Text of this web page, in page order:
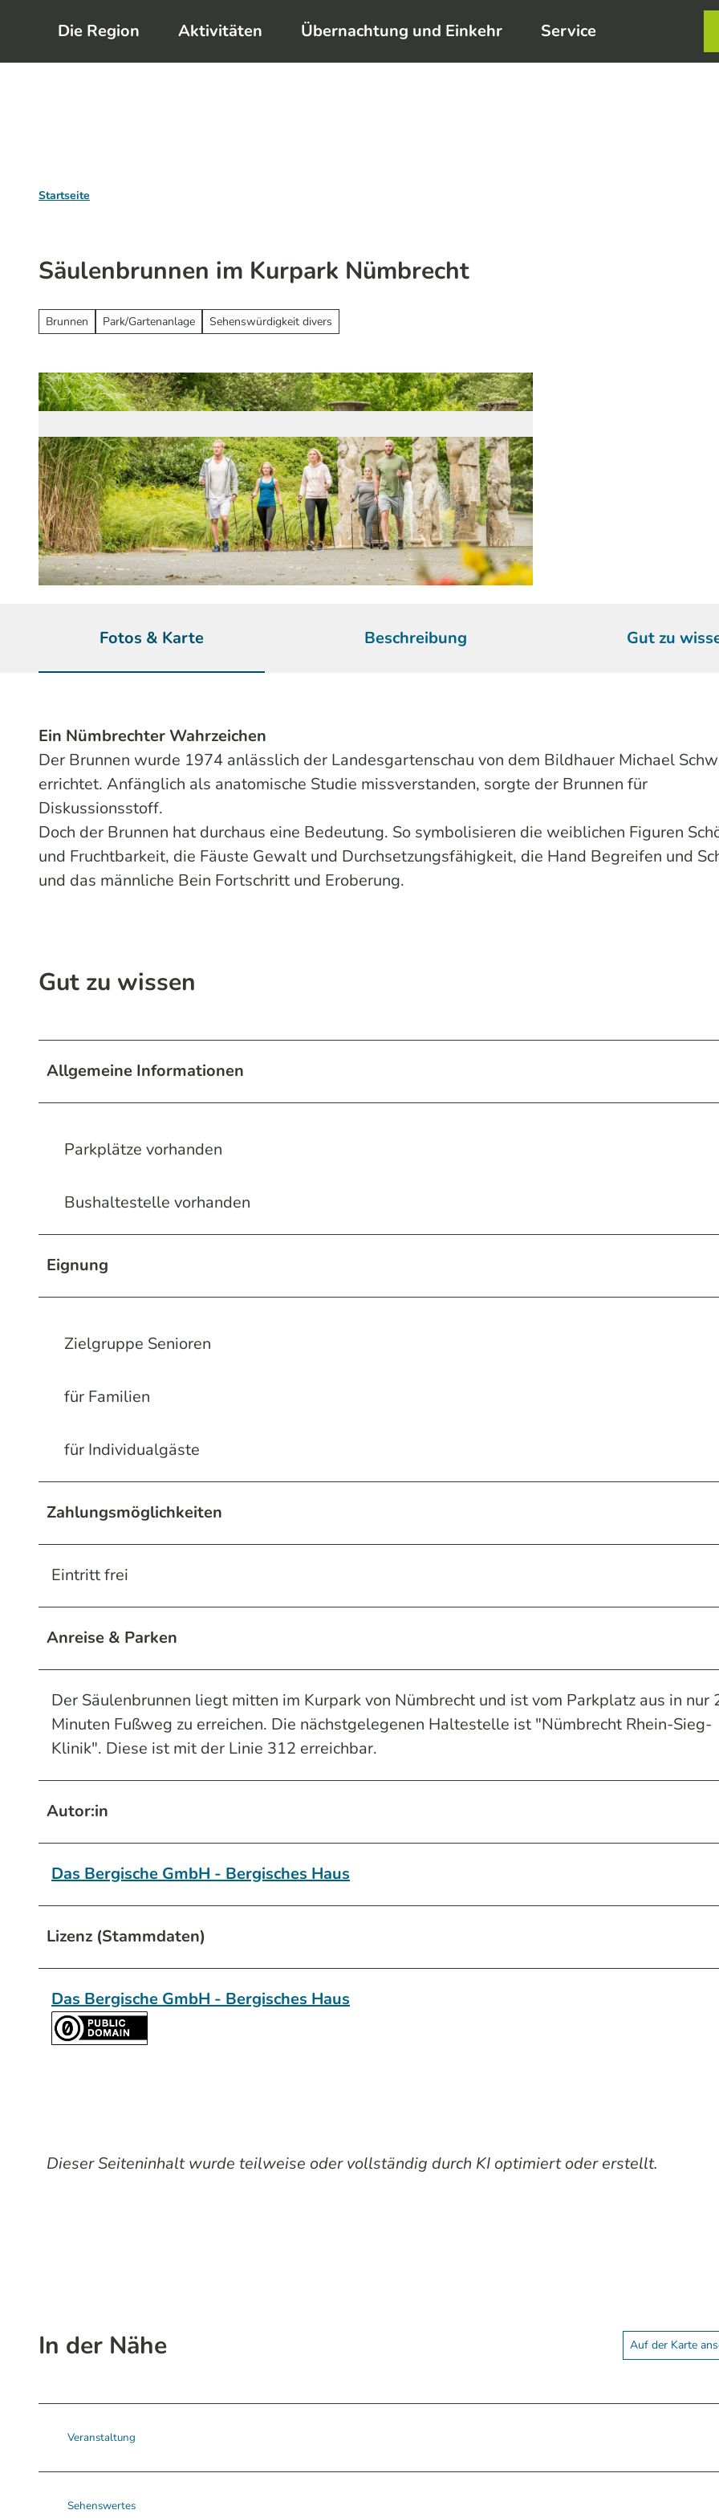
m
Die Region Aktivitäten Übernachtung und Einkehr Service
Startseite
Säulenbrunnen im Kurpark Nümbrecht
Brunnen Park/Gartenanlage Sehenswürdigkeit divers
Fotos & Karte Beschreibung Gut zu
Ein Nümbrechter Wahrzeichen
Der Brunnen wurde 1974 anlässlich der Landesgartenschau von dem Bildhauer Michael
errichtet. Anfänglich als anatomische Studie missverstanden, sorgte der Brunnen für
Diskussionsstoff.
Doch der Brunnen hat durchaus eine Bedeutung. So symbolisieren die weiblichen Figuren
und Fruchtbarkeit, die Fäuste Gewalt und Durchsetzungsfähigkeit, die Hand Begreifen und
und das männliche Bein Fortschritt und Eroberung.
Gut zu wissen
Allgemeine Informationen
Parkplätze vorhanden
Bushaltestelle vorhanden
Eignung
Zielgruppe Senioren
für Familien
für Individualgäste
Zahlungsmöglichkeiten
Eintritt frei
Anreise & Parken
Der Säulenbrunnen liegt mitten im Kurpark von Nümbrecht und ist vom Parkplatz aus in nur
Minuten Fußweg zu erreichen. Die nächstgelegenen Haltestelle ist "Nümbrecht Rhein-Sieg-
Klinik". Diese ist mit der Linie 312 erreichbar.
Autor:in
Das Bergische GmbH - Bergisches Haus
Lizenz (Stammdaten)
Das Bergische GmbH - Bergisches Haus
Dieser Seiteninhalt wurde teilweise oder vollständig durch KI optimiert oder erstellt.
In der Nähe Auf der Karte
Veranstaltung
Sehenswertes